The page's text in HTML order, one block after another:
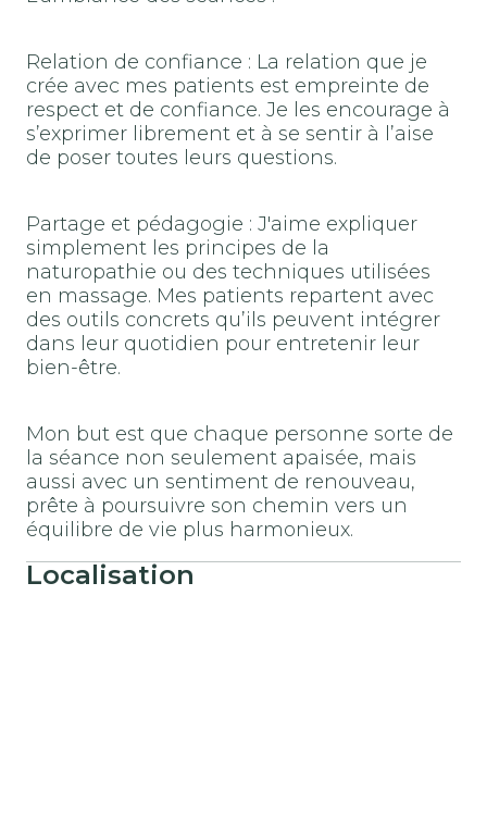
Relation de confiance : La relation que je
crée avec mes patients est empreinte de
respect et de confiance. Je les encourage à
s’exprimer librement et à se sentir à l’aise
de poser toutes leurs questions.
Partage et pédagogie : J'aime expliquer
simplement les principes de la
naturopathie ou des techniques utilisées
en massage. Mes patients repartent avec
des outils concrets qu’ils peuvent intégrer
dans leur quotidien pour entretenir leur
bien-être.
Mon but est que chaque personne sorte de
la séance non seulement apaisée, mais
aussi avec un sentiment de renouveau,
prête à poursuivre son chemin vers un
équilibre de vie plus harmonieux.
Localisation